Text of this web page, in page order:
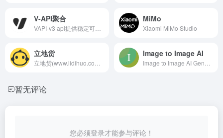
V-API聚合 MiMo
Xiaomi MiMo Studio
立地货 Image to Image AI
暂无评论
您必须登录才能参与评论！